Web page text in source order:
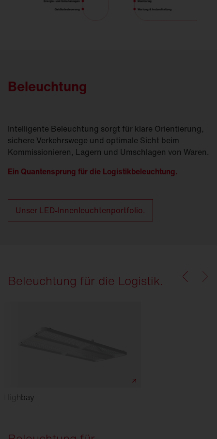
Beleuchtung
Intelligente Beleuchtung sorgt für klare Orientierung,
sichere Verkehrswege und optimale Sicht beim
Kommissionieren, Lagern und Umschlagen von Waren.
Ein Quantensprung für die Logistikbeleuchtung.
Unser LED-Innenleuchtenportfolio.
Beleuchtung für die Logistik.
Highbay